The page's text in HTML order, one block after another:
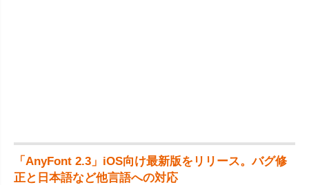
「AnyFont 2.3」iOS向け最新版をリリース。バグ修
正と日本語など他言語への対応